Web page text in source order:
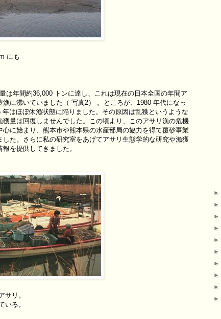
にも
は年間約36,000 トンに達し、これは現在の日本全国の年間ア
に沸いていました（ 写真2） 。ところが、1980 年代になっ
はほぼ休漁状態に陥りました。その原因は乱獲というような
量は回復しませんでした。この頃より、このアサリ漁の危機
に始まり、熊本市や熊本県の水産部局の協力を得て覆砂事業
た。さらに私の研究室をあげてアサリ生態学的な研究や漁獲
を提供してきました。
リ。
いる。
►
►
►
►
►
►
►
►
►
►